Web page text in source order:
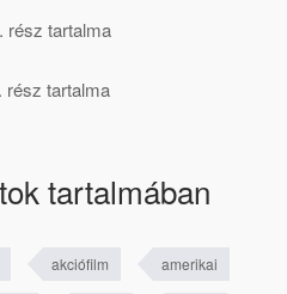
rész tartalma
rész tartalma
tartalmában
akciófilm amerikai